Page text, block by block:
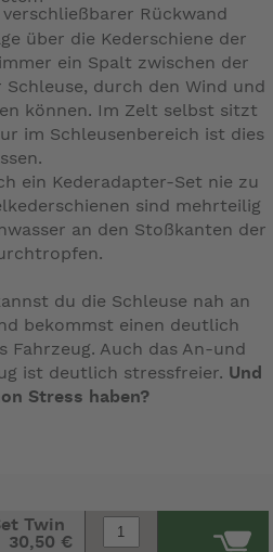
Rückwand
über die Kederschiene der
ein Spalt zwischen der
durch den Wind und
können. Im Zelt selbst sitzt
im Schleusenbereich ist dies
ein Kederadapter-Set nie zu
sind mehrteilig
an den Stoßkanten der
du die Schleuse nah an
bekommst einen deutlich
Fahrzeug. Auch das An-und
ist deutlich stressfreier. Und
Stress haben?
Twin
30,50 €